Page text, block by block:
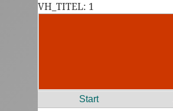
VH_TITEL: 1
Start